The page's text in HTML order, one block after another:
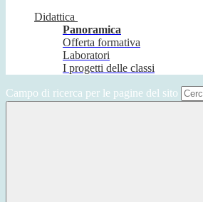
Didattica
Panoramica
Offerta formativa
Laboratori
I progetti delle classi
Campo di ricerca per le pagine del sito